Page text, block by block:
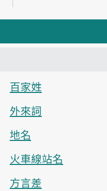
百家姓
外來詞
地名
火車線站名
方言差